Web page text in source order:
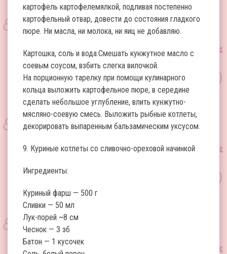
картофель картофелемялкой, подливая постепенно
картофельный отвар, довести до состояния гладкого
пюре. Ни масла, ни молока, ни яиц не добавляю.
Картошка, соль и вода.Смешать кунжутное масло с
соевым соусом, взбить слегка вилочкой.
На порционную тарелку при помощи кулинарного
кольца выложить картофельное пюре, в середине
сделать небольшое углубление, влить кунжутно-
мясляно-соевую смесь. Выложить рыбные котлеты,
декорировать выпаренным бальзамическим уксусом.
9. Куриные котлеты со сливочно-ореховой начинкой
Ингредиенты:
Куриный фарш — 500 г
Сливки — 50 мл
Лук-порей ~8 см
Чеснок — 3 зб
Батон — 1 кусочек